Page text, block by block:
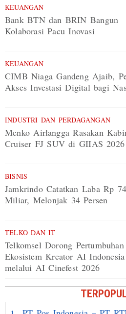
KEUANGAN
Bank BTN dan BRIN Bangun
Kolaborasi Pacu Inovasi
KEUANGAN
CIMB Niaga Gandeng Ajaib,
Akses Investasi Digital bagi
INDUSTRI DAN PERDAGANGAN
Menko Airlangga Rasakan
Cruiser FJ SUV di GIIAS 2026
BISNIS
Jamkrindo Catatkan Laba Rp
Miliar, Melonjak 34 Persen
TELKO DAN IT
Telkomsel Dorong Pertumbuhan
Ekosistem Kreator AI Indonesia
melalui AI Cinefest 2026